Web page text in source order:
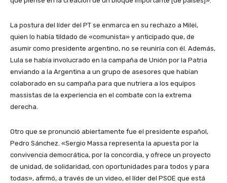
La postura del líder del PT se enmarca en su rechazo a Milei,
quien lo había tildado de «comunista» y anticipado que, de
asumir como presidente argentino, no se reuniría con él. Además,
Lula se había involucrado en la campaña de Unión por la Patria
enviando a la Argentina a un grupo de asesores que habían
colaborado en su campaña para que nutriera a los equipos
massistas de la experiencia en el combate con la extrema
derecha.
Otro que se pronunció abiertamente fue el presidente español,
Pedro Sánchez. «Sergio Massa representa la apuesta por la
convivencia democrática, por la concordia, y ofrece un proyecto
de unidad, de solidaridad, con oportunidades para todos y para
todas», afirmó, a través de un video, el líder del PSOE que está